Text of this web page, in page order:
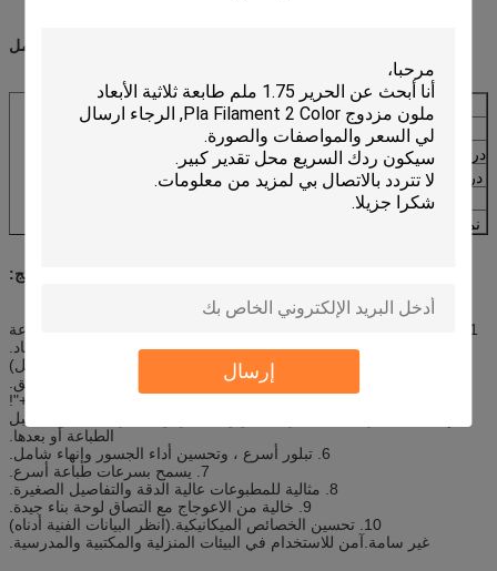
إرسال
معامل
قطر الشعيرة
1.75 / 3.00 ملم
درجة حرارة الطباعة
درجة حرارة السرير
اختياري أو 40-60 درجة مئوية
إعداد السريراخفاء الصنبور أو الشريط الحراري المقاوم للحرارة
نماذج قابلة للتطبيق
ميزة المنتج:
1. مصنوعة من مواد خام نباتية 100٪ عالية الجودة مصممة خصيصًا للطباعة
ثلاثية الأبعاد.
5 إن الفتيل غير قابل للكسر تمامًا ولن ينكسر أو ينكسر في أي وقت قبل
الطباعة أو بعدها.
6. تبلور أسرع ، وتحسين أداء الجسور وإنهاء شامل.
7. يسمح بسرعات طباعة أسرع.
8. مثالية للمطبوعات عالية الدقة والتفاصيل الصغيرة.
9. خالية من الاعوجاج مع التصاق لوحة بناء جيدة.
10. تحسين الخصائص الميكانيكية.(انظر البيانات الفنية أدناه)
غير سامة.آمن للاستخدام في البيئات المنزلية والمكتبية والمدرسية.